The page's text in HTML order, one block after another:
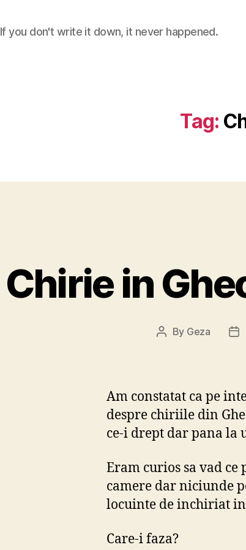
If you don't write it down, it never happened.
Tag:
Chirie in
Post
By Geza
Am constatat ca pe
despre chiriile din
ce-i drept dar pana la
Eram curios sa vad ce
camere dar niciunde
locuinte de inchiriat
Care-i faza?